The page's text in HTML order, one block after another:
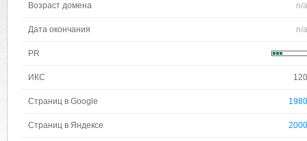
Возраст домена n/a
Дата окончания n/a
PR
ИКС 120
Страниц в Google 1980
Страниц в Яндексе 2000